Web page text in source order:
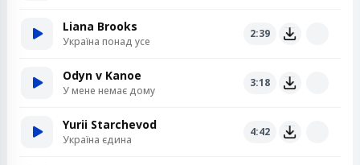
Liana Brooks
Україна понад усе
2:39
Odyn v Kanoe
У мене немає дому
3:18
Yurii Starchevod
Україна єдина
4:42